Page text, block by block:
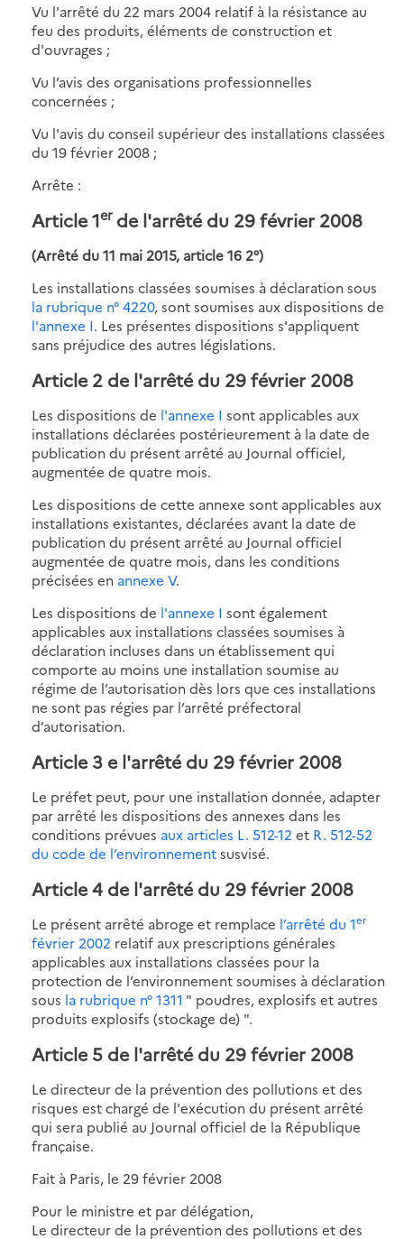
Vu l'arrêté du 22 mars 2004 relatif à la résistance au
feu des produits, éléments de construction et
d'ouvrages ;
Vu l’avis des organisations professionnelles
concernées ;
Vu l'avis du conseil supérieur des installations classées
du 19 février 2008 ;
Arrête :
Article 1er de l'arrêté du 29 février 2008
(Arrêté du 11 mai 2015, article 16 2°)
Les installations classées soumises à déclaration sous
la rubrique n° 4220, sont soumises aux dispositions de
l'annexe I. Les présentes dispositions s'appliquent
sans préjudice des autres législations.
Article 2 de l'arrêté du 29 février 2008
Les dispositions de l'annexe I sont applicables aux
installations déclarées postérieurement à la date de
publication du présent arrêté au Journal officiel,
augmentée de quatre mois.
Les dispositions de cette annexe sont applicables aux
installations existantes, déclarées avant la date de
publication du présent arrêté au Journal officiel
augmentée de quatre mois, dans les conditions
précisées en annexe V.
Les dispositions de l'annexe I sont également
applicables aux installations classées soumises à
déclaration incluses dans un établissement qui
comporte au moins une installation soumise au
régime de l’autorisation dès lors que ces installations
ne sont pas régies par l’arrêté préfectoral
d’autorisation.
Article 3 e l'arrêté du 29 février 2008
Le préfet peut, pour une installation donnée, adapter
par arrêté les dispositions des annexes dans les
conditions prévues aux articles L. 512-12 et R. 512-52
du code de l’environnementsusvisé.
Article 4 de l'arrêté du 29 février 2008
Le présent arrêté abroge et remplace l’arrêté du 1er
février 2002 relatif aux prescriptions générales
applicables aux installations classées pour la
protection de l’environnement soumises à déclaration
sous la rubrique n° 1311 " poudres, explosifs et autres
produits explosifs (stockage de) ".
Article 5 de l'arrêté du 29 février 2008
Le directeur de la prévention des pollutions et des
risques est chargé de l'exécution du présent arrêté
qui sera publié au Journal officiel de la République
française.
Fait à Paris, le 29 février 2008
Pour le ministre et par délégation,
Le directeur de la prévention des pollutions et des